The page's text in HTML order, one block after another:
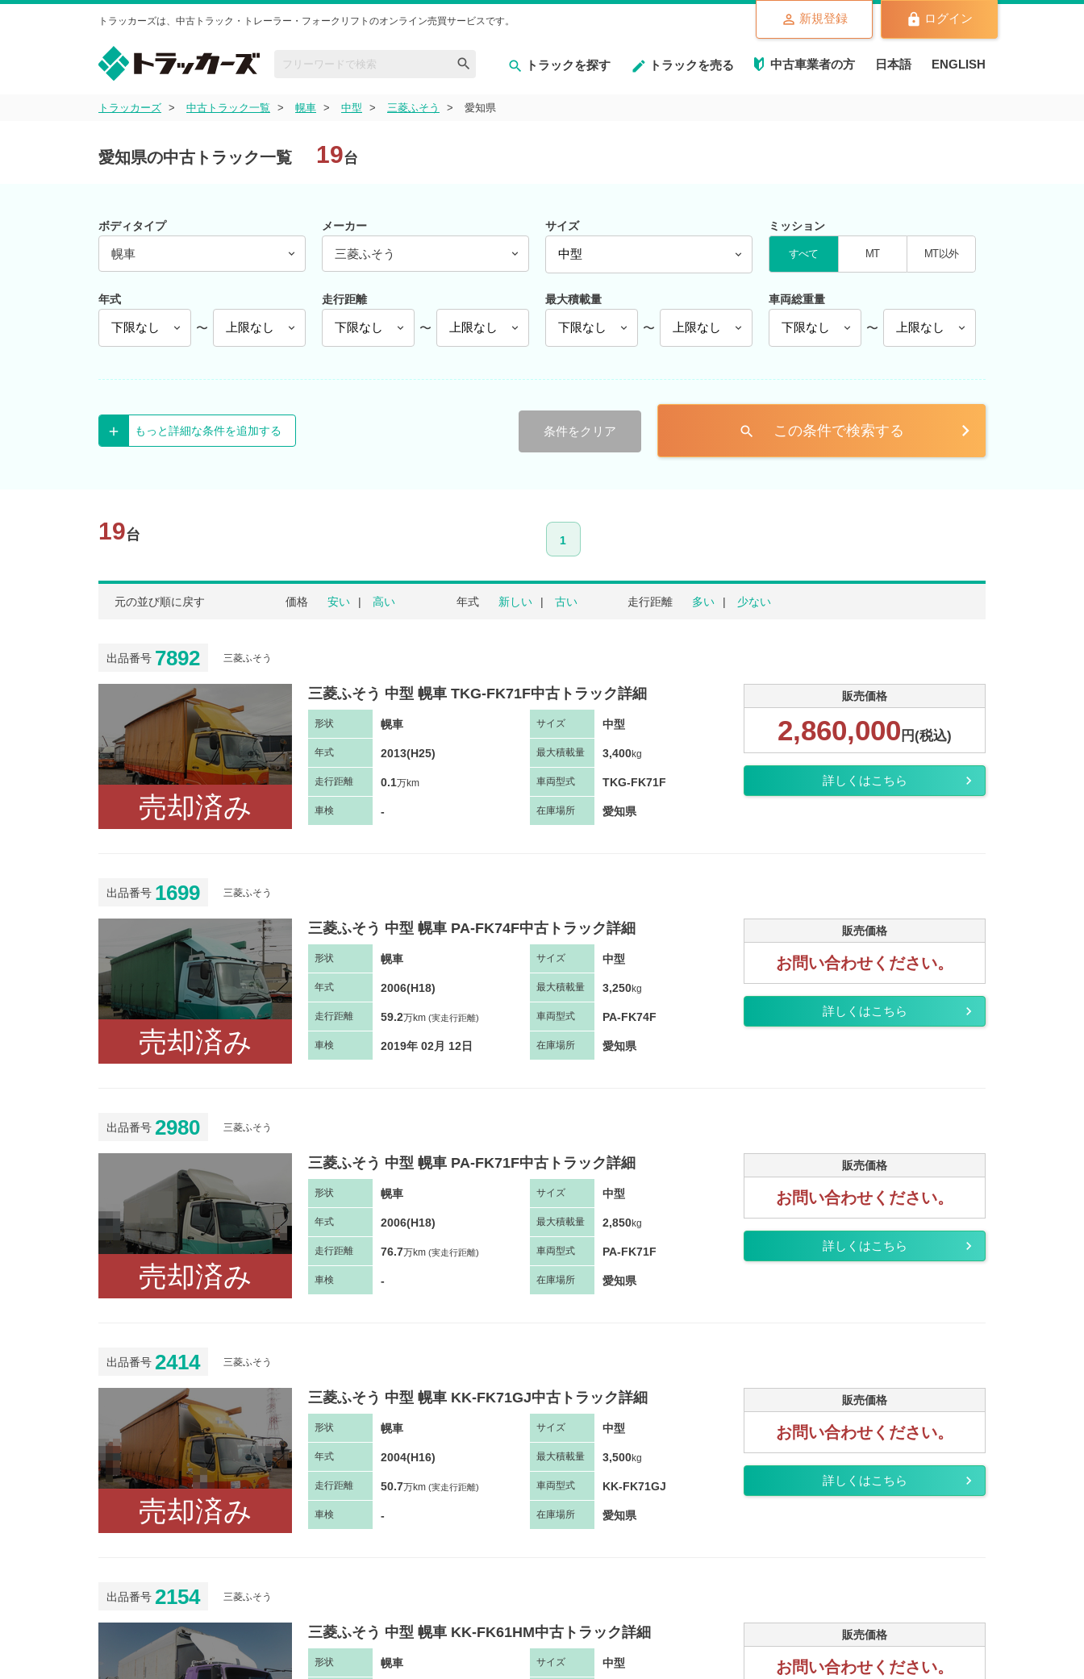
トラッカーズは、中古トラック・トレーラー・フォークリフトのオンライン売買サービスです。
トラックを探す トラックを売る 中古車業者の方 日本語 ENGLISH
新規登録 ログイン
トラッカーズ 中古トラック一覧 幌車 中型 三菱ふそう 愛知県
愛知県の中古トラック一覧 19台
ボディタイプ
幌車
メーカー
三菱ふそう
サイズ ミッション
すべて MT MT以外
年式
〜
走行距離
〜
最大積載量
〜
車両総重量
〜
もっと詳細な条件を追加する 条件をクリア search この条件で検索する
19台 1
元の並び順に戻す 価格 安い 高い 年式 新しい 古い 走行距離 多い 少ない
出品番号 7892 三菱ふそう
売却済み
三菱ふそう 中型 幌車 TKG-FK71F中古トラック詳細
形状 幌車 サイズ 中型
年式 2013(H25) 最大積載量 3,400kg
走行距離 0.1万km 車両型式 TKG-FK71F
車検 - 在庫場所 愛知県
販売価格
2,860,000 円(税込)
詳しくはこちら
出品番号 1699 三菱ふそう
売却済み
三菱ふそう 中型 幌車 PA-FK74F中古トラック詳細
形状 幌車 サイズ 中型
年式 2006(H18) 最大積載量 3,250kg
走行距離 59.2万km (実走行距離) 車両型式 PA-FK74F
車検 2019年 02月 12日 在庫場所 愛知県
販売価格
お問い合わせください。
詳しくはこちら
出品番号 2980 三菱ふそう
売却済み
三菱ふそう 中型 幌車 PA-FK71F中古トラック詳細
形状 幌車 サイズ 中型
年式 2006(H18) 最大積載量 2,850kg
走行距離 76.7万km (実走行距離) 車両型式 PA-FK71F
車検 - 在庫場所 愛知県
販売価格
お問い合わせください。
詳しくはこちら
出品番号 2414 三菱ふそう
売却済み
三菱ふそう 中型 幌車 KK-FK71GJ中古トラック詳細
形状 幌車 サイズ 中型
年式 2004(H16) 最大積載量 3,500kg
走行距離 50.7万km (実走行距離) 車両型式 KK-FK71GJ
車検 - 在庫場所 愛知県
販売価格
お問い合わせください。
詳しくはこちら
出品番号 2154 三菱ふそう
三菱ふそう 中型 幌車 KK-FK61HM中古トラック詳細
形状 幌車 サイズ 中型
販売価格
お問い合わせください。